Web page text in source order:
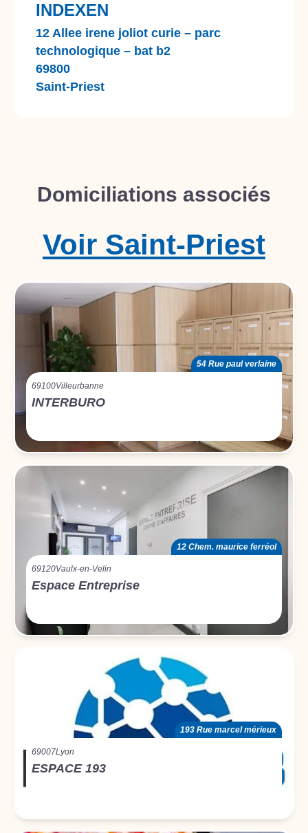
INDEXEN
12 Allee irene joliot curie – parc
technologique – bat b2
69800
Saint-Priest
Domiciliations associés
Saint-Priest
Voir
54 Rue paul verlaine
69100Villeurbanne
INTERBURO
12 Chem. maurice ferréol
69120Vaulx-en-Velin
Espace Entreprise
193 Rue marcel mérieux
69007Lyon
ESPACE 193